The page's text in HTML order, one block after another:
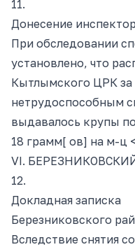
11.
Донесение
При обследовании
установлено, что
Кытлымского ЦРК
нетрудоспособным
выдавалось крупы
18 грамм[ ов] на м-ц
VI.
12.
Докладная записка
Березниковского
Вследствие снятия